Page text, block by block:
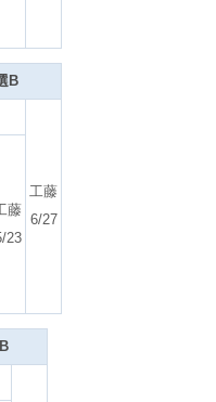
B
工藤
6/27
藤
23